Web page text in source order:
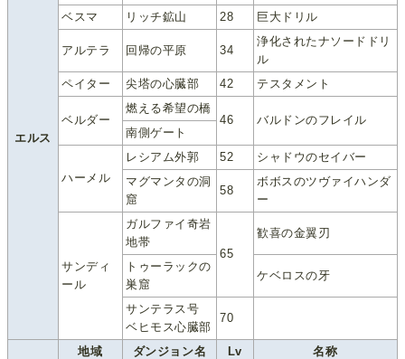
エルス
ベスマ リッチ鉱山 28 巨大ドリル
アルテラ 回帰の平原 34
浄化されたナソードドリ
ル
ペイター
尖塔の心臓部 42 テスタメント
ベルダー
燃える希望の橋
46
バルドンのフレイル
南側ゲート
ハーメル
レシアム外郭 52
シャドウのセイバー
マグマンタの洞
窟
58
ボボスのツヴァイハンダ
ー
サンディ
ール
ガルファイ奇岩
地帯
65
歓喜の金翼刃
トゥーラックの
巣窟
ケベロスの牙
サンテラス号
ベヒモス心臓部
70
地域 ダンジョン名 Lv
名称